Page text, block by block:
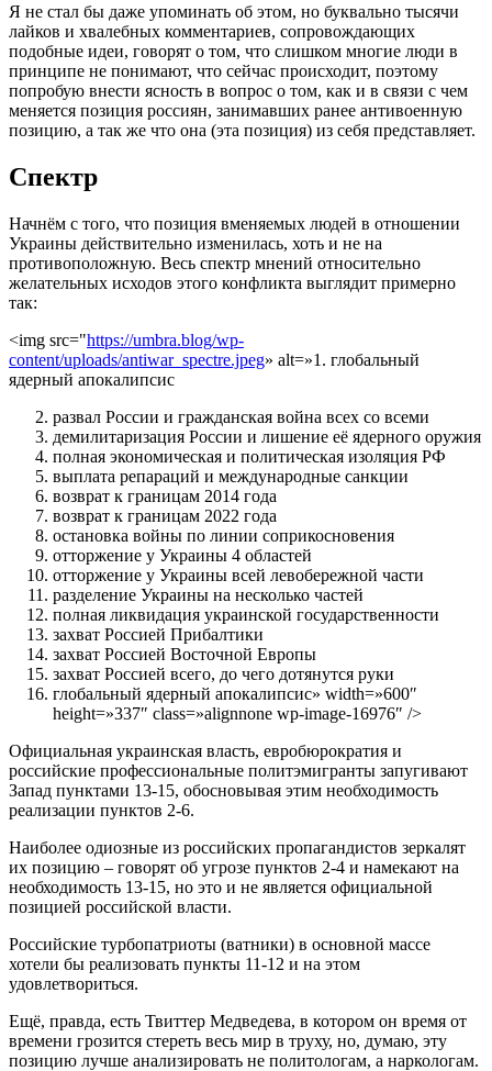
Я не стал бы даже упоминать об этом, но буквально тысячи
лайков и хвалебных комментариев, сопровождающих
подобные идеи, говорят о том, что слишком многие люди в
принципе не понимают, что сейчас происходит, поэтому
попробую внести ясность в вопрос о том, как и в связи с чем
меняется позиция россиян, занимавших ранее антивоенную
позицию, а так же что она (эта позиция) из себя представляет.
Спектр
Начнём с того, что позиция вменяемых людей в отношении
Украины действительно изменилась, хоть и не на
противоположную. Весь спектр мнений относительно
желательных исходов этого конфликта выглядит примерно
так:
<img src="https://umbra.blog/wp-
content/uploads/antiwar_spectre.jpeg» alt=»1. глобальный
ядерный апокалипсис
развал России и гражданская война всех со всеми
демилитаризация России и лишение её ядерного оружия
полная экономическая и политическая изоляция РФ
выплата репараций и международные санкции
возврат к границам 2014 года
возврат к границам 2022 года
остановка войны по линии соприкосновения
отторжение у Украины 4 областей
отторжение у Украины всей левобережной части
разделение Украины на несколько частей
полная ликвидация украинской государственности
захват Россией Прибалтики
захват Россией Восточной Европы
захват Россией всего, до чего дотянутся руки
глобальный ядерный апокалипсис» width=»600″
height=»337″ class=»alignnone wp-image-16976″ />
Официальная украинская власть, евробюрократия и
российские профессиональные политэмигранты запугивают
Запад пунктами 13-15, обосновывая этим необходимость
реализации пунктов 2-6.
Наиболее одиозные из российских пропагандистов зеркалят
их позицию – говорят об угрозе пунктов 2-4 и намекают на
необходимость 13-15, но это и не является официальной
позицией российской власти.
Российские турбопатриоты (ватники) в основной массе
хотели бы реализовать пункты 11-12 и на этом
удовлетвориться.
Ещё, правда, есть Твиттер Медведева, в котором он время от
времени грозится стереть весь мир в труху, но, думаю, эту
позицию лучше анализировать не политологам, а наркологам.